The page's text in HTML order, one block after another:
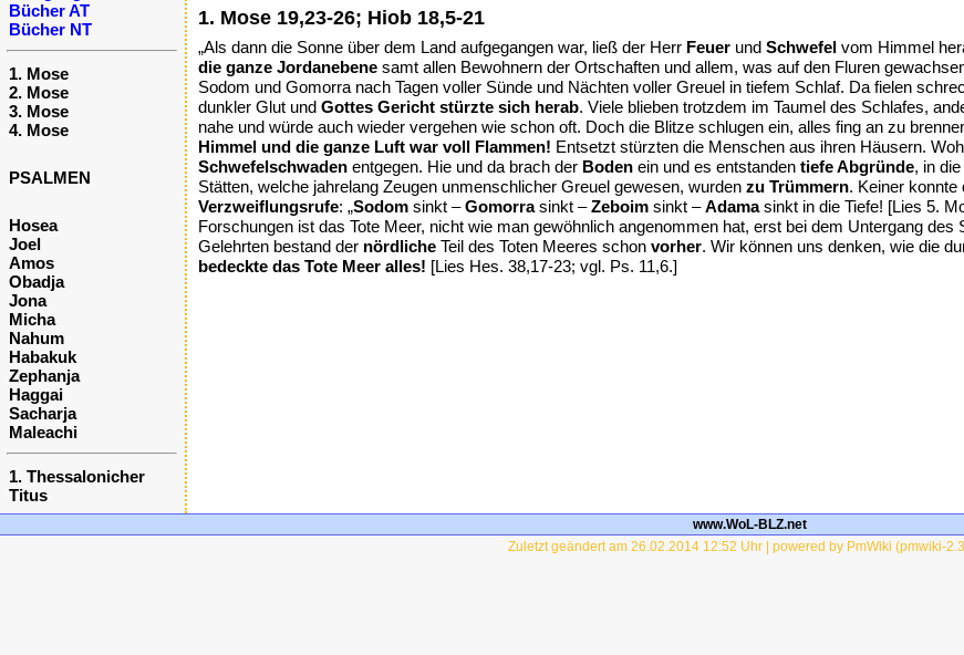
Bücher AT
Bücher NT
1. Mose
2. Mose
3. Mose
4. Mose
PSALMEN
Hosea
Joel
Amos
Obadja
Jona
Micha
Nahum
Habakuk
Zephanja
Haggai
Sacharja
Maleachi
1. Thessalonicher
Titus
1. Mose 19,23-26; Hiob 18,5-21
„Als dann die Sonne über dem Land aufgegangen war, ließ der Herr Feuer und Schwefel vom Himmel
die ganze Jordanebene samt allen Bewohnern der Ortschaften und allem, was auf den Fluren
Sodom und Gomorra nach Tagen voller Sünde und Nächten voller Greuel in tiefem Schlaf. Da fielen
dunkler Glut und Gottes Gericht stürzte sich herab. Viele blieben trotzdem im Taumel des Schlafes,
nahe und würde auch wieder vergehen wie schon oft. Doch die Blitze schlugen ein, alles fing an zu
Himmel und die ganze Luft war voll Flammen! Entsetzt stürzten die Menschen aus ihren Häusern.
Schwefelschwaden entgegen. Hie und da brach der Boden ein und es entstanden tiefe Abgründe, in
Stätten, welche jahrelang Zeugen unmenschlicher Greuel gewesen, wurden zu Trümmern. Keiner konnte
Verzweiflungsrufe: „Sodom sinkt –Gomorrasinkt –Zeboim sinkt –Adamasinkt in die Tiefe! [Lies 5.
Forschungen ist das Tote Meer, nicht wie man gewöhnlich angenommen hat, erst bei dem Untergang des
Gelehrten bestand der nördliche Teil des Toten Meeres schon vorher. Wir können uns denken, wie die
bedeckte das Tote Meer alles! [Lies Hes. 38,17-23; vgl. Ps. 11,6.]
www.WoL-BLZ.net
Zuletzt geändert am 26.02.2014 12:52 Uhr | powered by PmWiki (pmwiki-